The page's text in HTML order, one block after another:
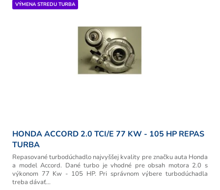
VÝMENA STREDU TURBA
HONDA ACCORD 2.0 TCI/E 77 KW - 105 HP REPAS
TURBA
Repasované turbodúchadlo najvyššej kvality pre značku auta Honda
a model Accord. Dané turbo je vhodné pre obsah motora 2.0 s
výkonom 77 Kw - 105 HP. Pri správnom výbere turbodúchadla
treba dávať...